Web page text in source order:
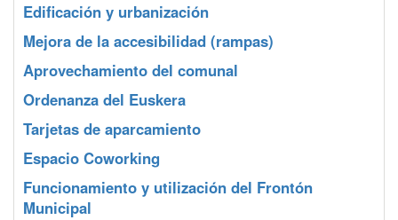
Edificación y urbanización
Mejora de la accesibilidad (rampas)
Aprovechamiento del comunal
Ordenanza del Euskera
Tarjetas de aparcamiento
Espacio Coworking
Funcionamiento y utilización del Frontón
Municipal